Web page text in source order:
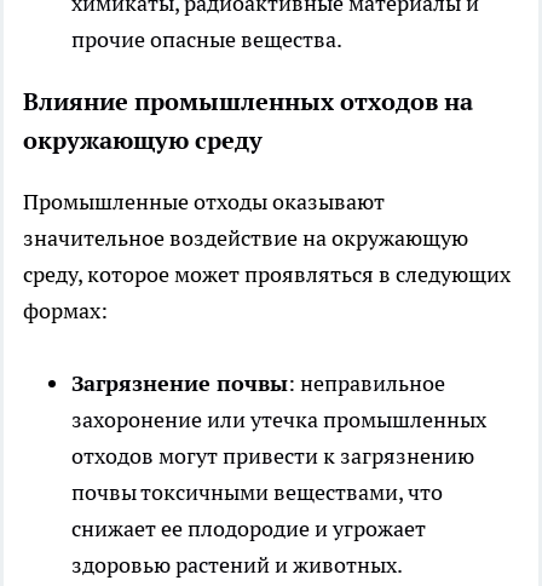
прочие опасные вещества.
Влияние промышленных отходов на
окружающую среду
Промышленные отходы оказывают
значительное воздействие на окружающую
среду, которое может проявляться в следующих
формах:
Загрязнение почвы: неправильное
захоронение или утечка промышленных
отходов могут привести к загрязнению
почвы токсичными веществами, что
снижает ее плодородие и угрожает
здоровью растений и животных.